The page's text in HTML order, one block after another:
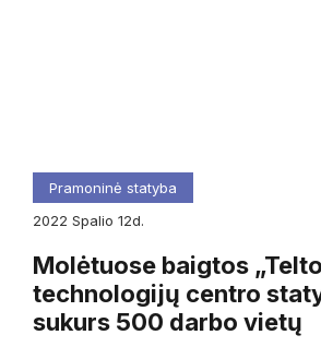
Pramoninė statyba
2022
spalio 12d.
Molėtuose baigtos
technologijų centro
sukurs 500 darbo vietų